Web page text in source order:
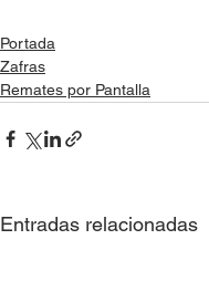
Portada
Zafras
Remates por Pantalla
Entradas relacionadas